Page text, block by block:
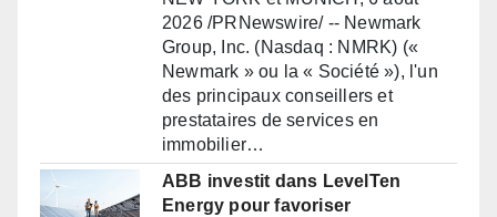
2026 /PRNewswire/ -- Newmark
Group, Inc. (Nasdaq : NMRK) («
Newmark » ou la « Société »), l'un
des principaux conseillers et
prestataires de services en
immobilier…
ABB investit dans LevelTen
Energy pour favoriser